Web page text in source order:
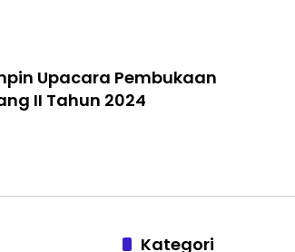
Upacara Pembukaan
II Tahun 2024
Kategori